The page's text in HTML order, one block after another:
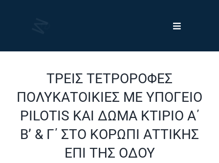
Toggle
Νέα
ΤΡΕΙΣ ΤΕΤΡΟΡΟΦΕΣ
ΠΟΛΥΚΑΤΟΙΚΙΕΣ ΜΕ ΥΠΟΓΕΙΟ
PILOTIS ΚΑΙ ΔΩΜΑ ΚΤΙΡΙΟ Α΄
Β’ & Γ΄ ΣΤΟ ΚΟΡΩΠΙ ΑΤΤΙΚΗΣ
ΕΠΙ ΤΗΣ ΟΔΟΥ